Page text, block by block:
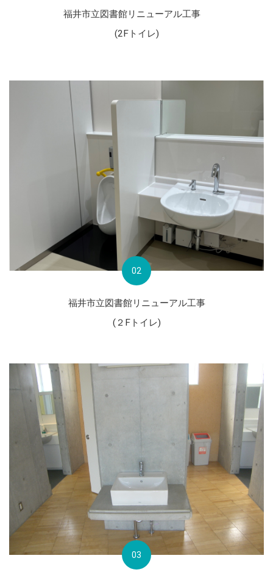
福井市立図書館リニューアル工事
(2Fトイレ)
02
福井市立図書館リニューアル工事
(２Fトイレ)
03